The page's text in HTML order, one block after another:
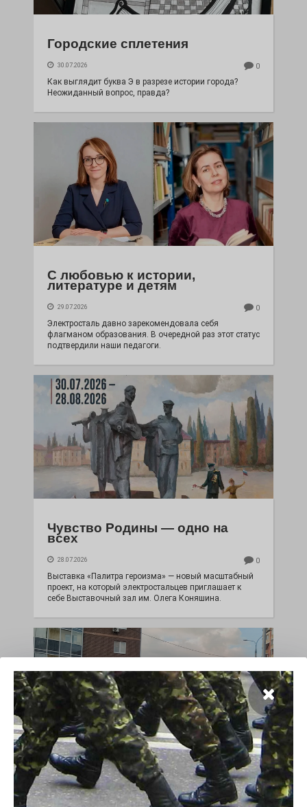
Городские сплетения
30.07.2026 0
Как выглядит буква Э в разрезе истории города?
Неожиданный вопрос, правда?
С любовью к истории,
литературе и детям
29.07.2026 0
Электросталь давно зарекомендовала себя
флагманом образования. В очередной раз этот статус
подтвердили наши педагоги.
Чувство Родины — одно на
всех
28.07.2026 0
Выставка «Палитра героизма» — новый масштабный
проект, на который электростальцев приглашает к
себе Выставочный зал им. Олега Коняшина.
«Районы-кварталы»
путешествуют по городу